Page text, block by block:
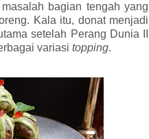
bagian tengah yang
Kala itu, donat menjadi
setelah Perang Dunia II
variasi topping.